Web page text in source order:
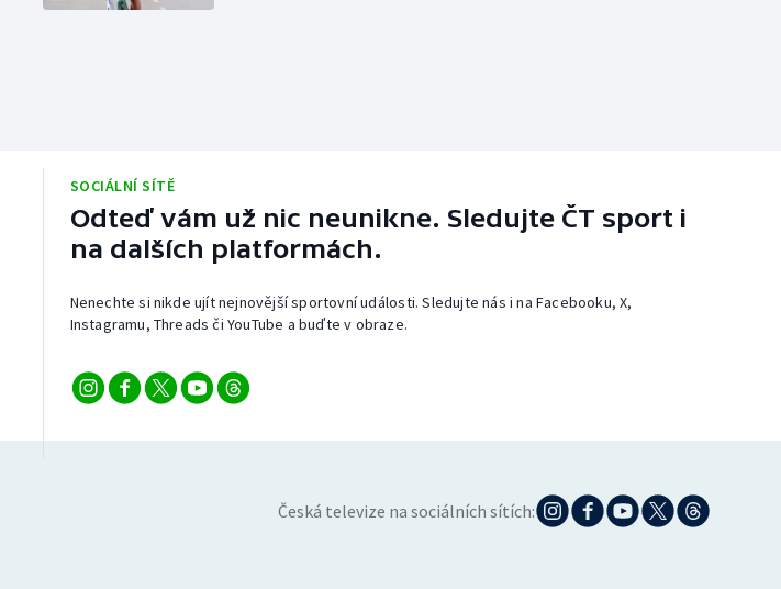
SOCIÁLNÍ SÍTĚ
Odteď vám už nic neunikne. Sledujte ČT sport i
na dalších platformách.
Nenechte si nikde ujít nejnovější sportovní události. Sledujte nás i na Facebooku, X,
Instagramu, Threads či YouTube a buďte v obraze.
Česká televize na sociálních sítích: